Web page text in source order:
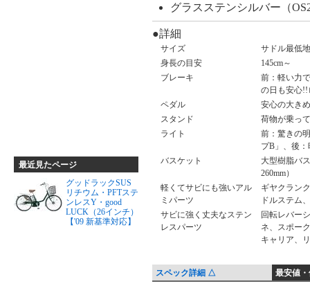
最近見たページ
グッドラックSUS
リチウム・PFTステ
ンレスY・good
LUCK（26インチ）
【'09 新基準対応】
グラスステンシルバー（
●詳細
サイズ
サドル最低
身長の目安
145cm～
ブレーキ
前：軽い力
の日も安心!!
ペダル
安心の大き
スタンド
荷物が乗っ
ライト
前：驚きの
プB」、後
バスケット
大型樹脂バ
260mm）
軽くてサビにも強いアル
ミパーツ
ギヤクラン
ドルステム
サビに強く丈夫なステン
レスパーツ
回転レバー
ネ、スポー
キャリア、
スペック詳細 △ 最安値